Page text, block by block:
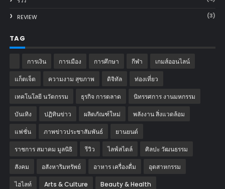
REVIEW (3)
TAG
การเงิน การเมือง การศึกษา กีฬา เกมส์ออนไลน์
แก็ตเจ็ต ความงาม สุขภาพ ดิจิทัล ท่องเที่ยว
เทคโนโลยี นวัตกรรม ธุรกิจ การตลาด นิทรรศการ งานมหกรรม
บันเทิง ปฏิทินข่าว ผลิตภัณฑ์ใหม่ พลังงาน สิ่งแวดล้อม
แฟชั่น ภาพข่าวประชาสัมพันธ์ ‎ยานยนต์‎
ราชการ สมาคม มูลนิธิ รีวิว ไลฟ์สไตล์ ศิลปะ วัฒนธรรม
สังคม อสังหาริมทรัพย์ อาหาร เครื่องดื่ม อุตสาหกรรม
ไฮไลท์ Arts & Culture Beauty & Health